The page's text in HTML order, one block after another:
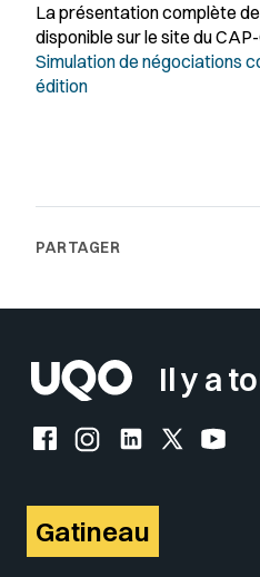
La présentation complète
disponible sur le site du
Simulation de négociations
édition
Il y a
Facebook de l'UQO
Instagram de l'UQO
LinkedIn de l'UQO
X
Gatineau